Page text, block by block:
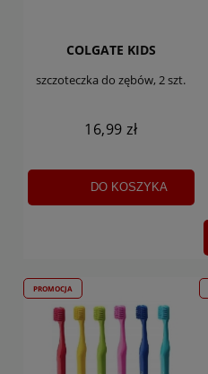
COLGATE KIDS
szczoteczka do zębów, 2 szt.
16,99 zł
DO KOSZYKA
PROMOCJA